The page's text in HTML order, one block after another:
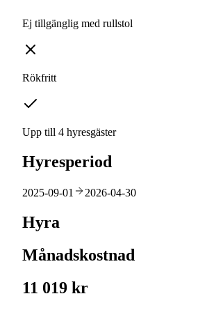
Ej tillgänglig med rullstol
Rökfritt
Upp till 4 hyresgäster
Hyresperiod
2025-09-01 2026-04-30
Hyra
Månadskostnad
11 019 kr